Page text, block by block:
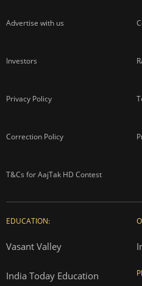
Advertise with us
Investors
Privacy Policy
Correction Policy
T&Cs for AajTak HD Contest
EDUCATION:
Vasant Valley
India Today Education